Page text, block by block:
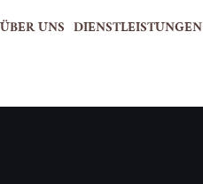
ÜBER UNS DIENSTLEISTUNGEN